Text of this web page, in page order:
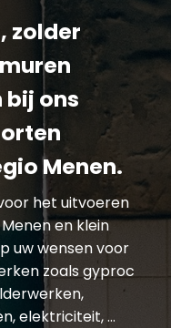
zolder
bij ons
Menen.
het uitvoeren
en klein
uw wensen voor
zoals gyproc
elektriciteit, …